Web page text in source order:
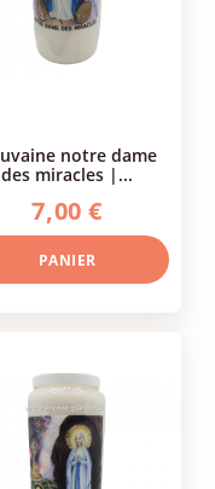
des miracles |...
7,00 €
PANIER